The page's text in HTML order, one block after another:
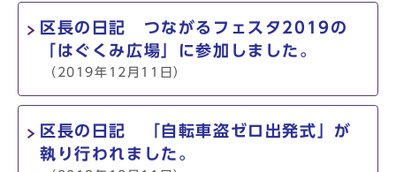
区長の日記 つながるフェスタ2019の
「はぐくみ広場」に参加しました。
（2019年12月11日）
区長の日記 「自転車盗ゼロ出発式」が
執り行われました。